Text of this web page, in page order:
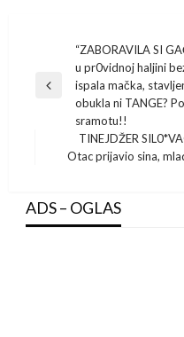
navigation
Previous
“ZABORAVILA SI
u pr0vidnoj haljini
ispala mačka,
obukla ni TANGE?
sramotu!!
Next
TINEJDŽER
Otac prijavio sina,
ADS – OGLAS